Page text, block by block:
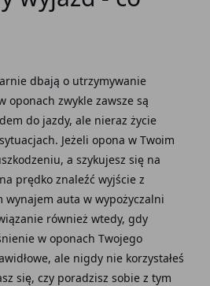
dbają o utrzymywanie
oponach zwykle zawsze są
do jazdy, ale nieraz życie
Jeżeli opona w Twoim
a szykujesz się na
prędko znaleźć wyjście z
wynajem auta w wypożyczalni
również wtedy, gdy
w oponach Twojego
ale nigdy nie korzystałeś
się, czy poradzisz sobie z tym